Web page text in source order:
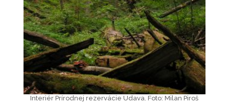
Interiér Prírodnej rezervácie Udava. Foto: Milan Piroš